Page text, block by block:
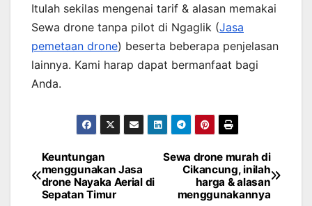
Itulah sekilas mengenai tarif & alasan memakai
Sewa drone tanpa pilot di Ngaglik (Jasa
pemetaan drone) beserta beberapa penjelasan
lainnya. Kami harap dapat bermanfaat bagi
Anda.
Post
navigation
Sewa drone murah di
Cikancung, inilah
harga & alasan
menggunakannya
Keuntungan
menggunakan Jasa
drone Nayaka Aerial di
Sepatan Timur